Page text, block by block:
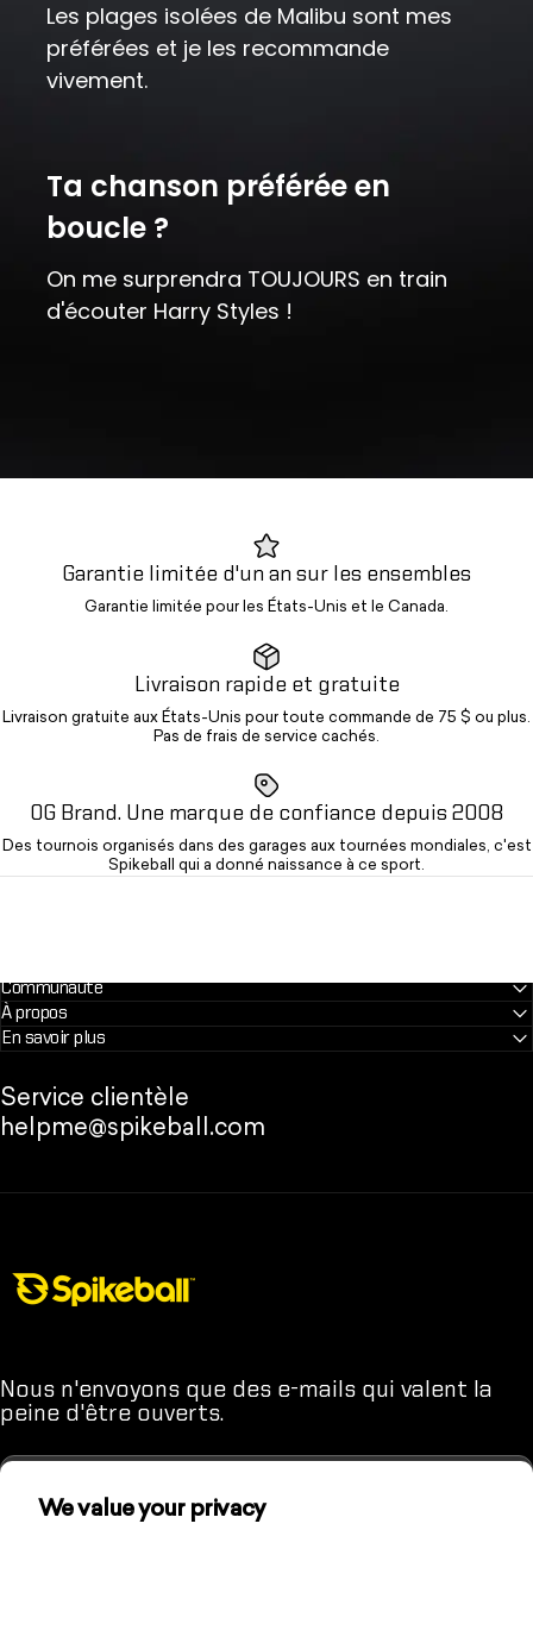
We value your privacy
Les plages isolées de Malibu sont mes
préférées et je les recommande
vivement.
Ta chanson préférée en
boucle ?
On me surprendra TOUJOURS en train
d'écouter Harry Styles !
Garantie limitée d'un an sur les ensembles
Garantie limitée pour les États-Unis et le Canada.
Livraison rapide et gratuite
Livraison gratuite aux États-Unis pour toute commande de 75 $ ou plus.
Pas de frais de service cachés.
OG Brand. Une marque de confiance depuis 2008
Des tournois organisés dans des garages aux tournées mondiales, c'est
Spikeball qui a donné naissance à ce sport.
Communauté
À propos
En savoir plus
Service clientèle
helpme@spikeball.com
Nous n'envoyons que des e-mails qui valent la
peine d'être ouverts.